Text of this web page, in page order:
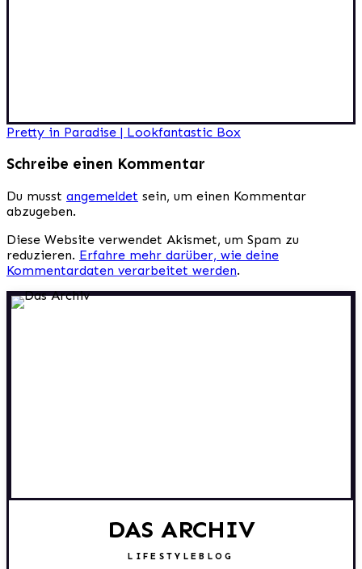
Beitragsnavigation
Pretty in Paradise | Lookfantastic Box
Schreibe einen Kommentar
Du musst angemeldet sein, um einen Kommentar
abzugeben.
Diese Website verwendet Akismet, um Spam zu
reduzieren. Erfahre mehr darüber, wie deine
Kommentardaten verarbeitet werden.
DAS ARCHIV
LIFESTYLEBLOG